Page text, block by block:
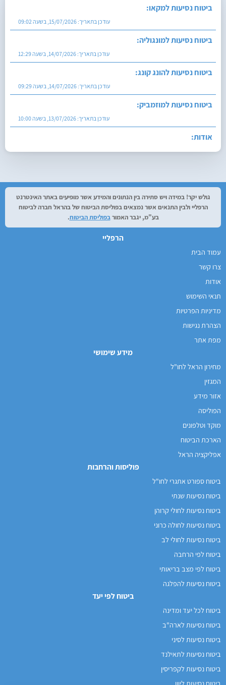
ביטוח נסיעות למקאו:
עודכן בתאריך: 15/07/2026, בשעה 09:02
ביטוח נסיעות למונגוליה:
עודכן בתאריך: 14/07/2026, בשעה 12:29
ביטוח נסיעות להונג קונג:
עודכן בתאריך: 14/07/2026, בשעה 09:29
ביטוח נסיעות למוזמביק:
עודכן בתאריך: 13/07/2026, בשעה 10:00
אודות:
עודכן בתאריך:27/07/2026, בשעה 12:29
גולש יקר! במידה ויש סתירה בין הנתונים והמידע אשר מופיעים באתר האינטרנט
הרפליי ולבין התנאים אשר נמצאים בפוליסת הביטוח של בהראל חברה לביטוח
בע"מ, יגבר האמורבפוליסת הביטוח.
הרפליי
עמוד הבית
צרו קשר
אודות
תנאי השימוש
מדיניות הפרטיות
הצהרת נגישות
מפת אתר
מידע שימושי
מחירון הראל לחו"ל
המגזין
אזור מידע
הפוליסה
מוקד וטלפונים
הארכת הביטוח
אפליקציה הראל
פוליסות והרחבות
ביטוח ספורט אתגרי לחו"ל
ביטוח נסיעות שנתי
ביטוח נסיעות לחולי קרוהן
ביטוח נסיעות לחולה כרוני
ביטוח נסיעות לחולי לב
ביטוח לפי הרחבה
ביטוח לפי מצב בריאותי
ביטוח נסיעות להפלגה
ביטוח לפי יעד
ביטוח לכל יעד ומדינה
ביטוח נסיעות לארה"ב
ביטוח נסיעות לסיני
ביטוח נסיעות לתאילנד
ביטוח נסיעות לקפריסין